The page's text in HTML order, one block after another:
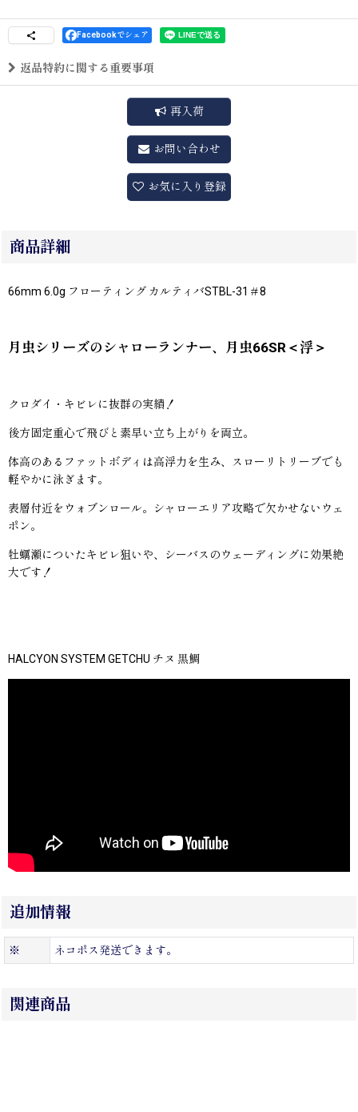
Facebookでシェア
返品特約に関する重要事項
再入荷
お問い合わせ
お気に入り登録
商品詳細
66mm 6.0g フローティング カルティバSTBL-31＃8
月虫シリーズのシャローランナー、月虫66SR＜浮＞
クロダイ・キビレに抜群の実績！
後方固定重心で飛びと素早い立ち上がりを両立。
体高のあるファットボディは高浮力を生み、スローリトリーブでも
軽やかに泳ぎます。
表層付近をウォブンロール。シャローエリア攻略で欠かせないウェ
ポン。
牡蠣瀬についたキビレ狙いや、シーバスのウェーディングに効果絶
大です！
HALCYON SYSTEM GETCHU チヌ 黒鯛
追加情報
※ ネコポス発送できます。
関連商品